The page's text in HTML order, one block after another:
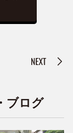
NEXT
ブログ